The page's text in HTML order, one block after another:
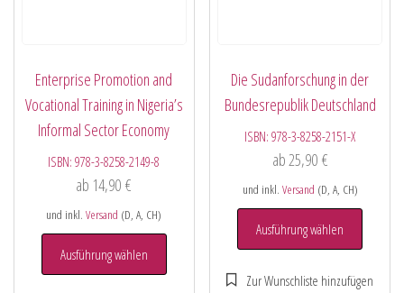
Enterprise Promotion and
Vocational Training in Nigeria’s
Informal Sector Economy
ISBN:978-3-8258-2149-8
ab 14,90€
und inkl.Versand (D, A, CH)
Ausführung wählen
Die Sudanforschung in der
Bundesrepublik Deutschland
ISBN:978-3-8258-2151-X
ab 25,90 €
und inkl. Versand (D, A, CH)
Ausführung wählen